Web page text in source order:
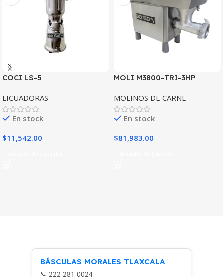
COCI LS-5
LICUADORAS
En stock
$11,542.00
MOLI M3800-TRI-3HP
MOLINOS DE CARNE
En stock
$81,983.00
BÁSCULAS MORALES TLAXCALA
222 281 0024